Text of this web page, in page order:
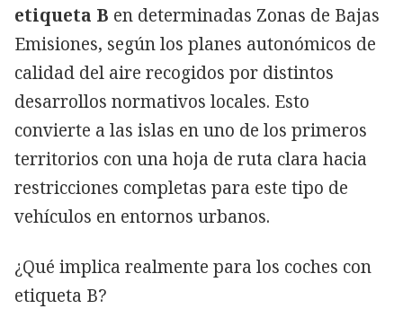
etiqueta B en determinadas Zonas de Bajas
Emisiones, según los planes autonómicos de
calidad del aire recogidos por distintos
desarrollos normativos locales. Esto
convierte a las islas en uno de los primeros
territorios con una hoja de ruta clara hacia
restricciones completas para este tipo de
vehículos en entornos urbanos.
¿Qué implica realmente para los coches con
etiqueta B?